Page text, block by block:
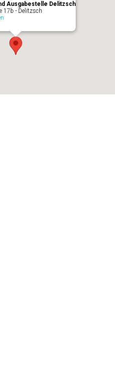
Ausgabestelle Delitzsch
17b - Delitzsch